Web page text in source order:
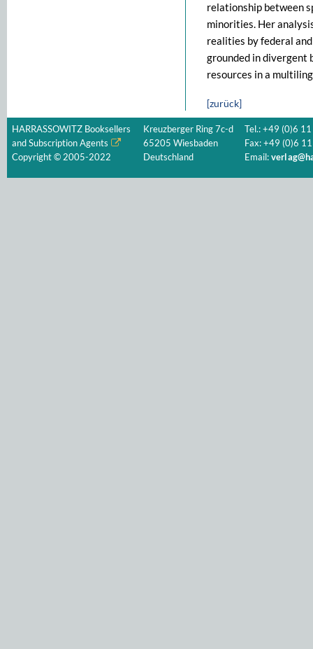
relationship between
minorities. Her
realities by federal
grounded in divergent
resources in a
[zurück]
HARRASSOWITZ Booksellers
and Subscription Agents
Copyright © 2005-2022
Kreuzberger Ring 7c-d
65205 Wiesbaden
Deutschland
Tel.: +49 (0)6
Fax: +49 (0)6
Email: